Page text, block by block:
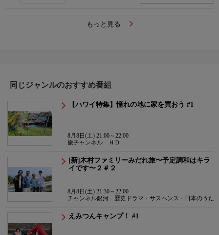
もっと見る
同じジャンルのおすすめ番組
【ハワイ特集】憧れの地に家を買おう #1
8月8日(土) 21:00～22:00
旅チャンネル ＨＤ
[新]木村ファミリーみだれ旅〜予定調和はキラ
イです〜２＃２
8月8日(土) 21:30～22:00
チャンネル銀河 歴史ドラマ・サスペンス・日本のうた
えみつんキャンプ！ #1